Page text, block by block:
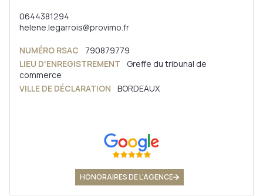
0644381294
helene.legarrois@provimo.fr
NUMÉRO RSAC
790879779
LIEU D'ENREGISTREMENT
Greffe du tribunal de
commerce
VILLE DE DÉCLARATION
BORDEAUX
HONORAIRES DE L'AGENCE